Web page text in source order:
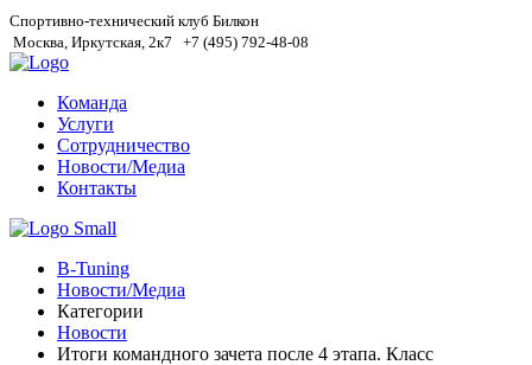
Спортивно-технический клуб Билкон
Москва, Иркутская, 2к7
+7 (495) 792-48-08
Команда
Услуги
Сотрудничество
Новости/Медиа
Контакты
B-Tuning
Новости/Медиа
Категории
Новости
Итоги командного зачета после 4 этапа. Класс